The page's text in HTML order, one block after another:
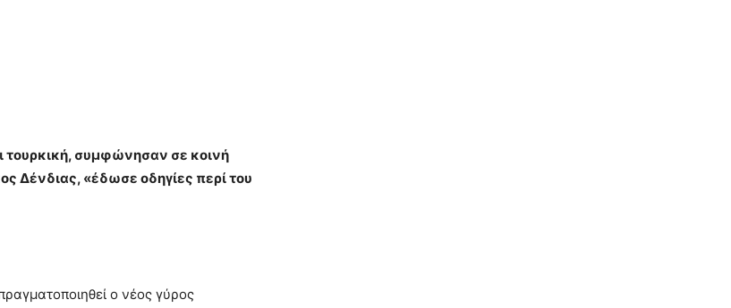
τουρκική, συμφώνησαν σε κοινή
Δένδιας, «έδωσε οδηγίες περί του
ο νέος γύρος